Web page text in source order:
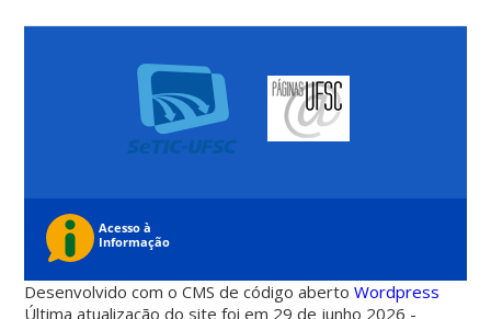
Desenvolvido com o CMS de código abertoWordpress
Última atualização do site foi em 29 de junho 2026 -